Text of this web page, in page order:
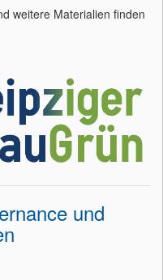
weitere Materialien finden
und